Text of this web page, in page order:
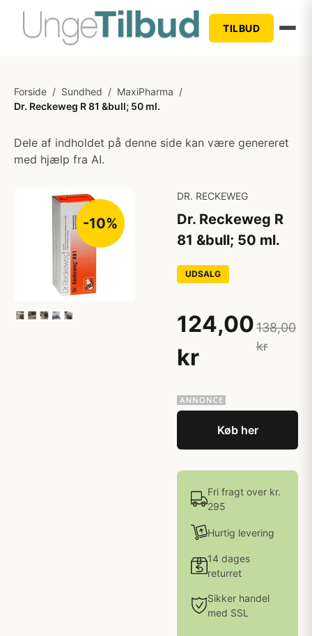
TILBUD
Forside / Sundhed / MaxiPharma /
Dr. Reckeweg R 81 &bull; 50 ml.
Dele af indholdet på denne side kan være genereret
med hjælp fra AI.
-10%
DR. RECKEWEG
Dr. Reckeweg R
81 &bull; 50 ml.
UDSALG
124,00
kr
138,00
kr
Køb her
Fri fragt over kr.
295
Hurtig levering
14 dages
returret
Sikker handel
med SSL